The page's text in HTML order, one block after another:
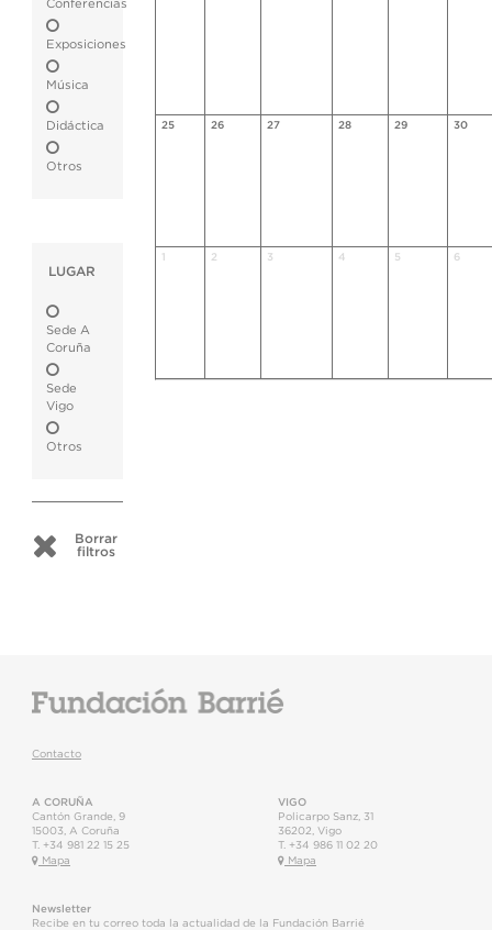
Conferencias
Exposiciones
Música
Didáctica
Otros
LUGAR
Sede A
Coruña
Sede
Vigo
Otros
Borrar
filtros
25 26 27 28 29 30
2 3 4 5 6
Contacto
A CORUÑA
Cantón Grande, 9
15003
A Coruña
T. +34 981 22 15 25
Mapa
VIGO
Policarpo Sanz, 31
36202 Vigo
T. +34 986 11 02 20
Mapa
Newsletter
Recibe en tu correo toda la actualidad de la Fundación Barrié